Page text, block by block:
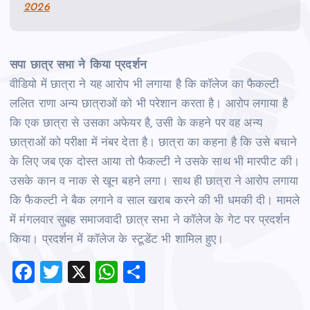
2026
सपा छात्र सभा ने किया प्रदर्शन
वीडियो में छात्रा ने यह आरोप भी लगाया है कि कॉलेज का फैकल्‍टी
ललित राणा अन्‍य छात्राओं को भी परेशान करता है। आरोप लगाया है
कि एक छात्रा से उसका अफेयर है, उसी के कहने पर वह अन्‍य
छात्राओं को परीक्षा में नंबर देता है। छात्रा का कहना है कि उसे बचाने
के लिए जब एक दोस्‍त आया तो फैकल्‍टी ने उसके साथ भी मारपीट की।
उसके कान व नाक से खून बहने लगा। साथ ही छात्रा ने आरोप लगाया
कि फैकल्‍टी ने बैक लगाने व साल खराब करने की भी धमकी दी। मामले
में मंगलवार सुबह समाजवादी छात्र सभा ने कॉलेज के गेट पर प्रदर्शन
किया। प्रदर्शन में कॉलेज के स्‍टूडेंट भी शामिल हुए।
F
T
X
W